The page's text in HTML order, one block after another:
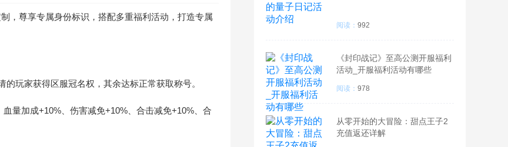
，尊享专属身份标识，搭配多重福利活动，打造专属
玩家获得区服冠名权，其余达标正常获取称号。
量加成+10%、伤害减免+10%、合击减免+10%、合
阅读： 992
《封印战记》至高公测开服福利
活动_开服福利活动有哪些
阅读： 978
从零开始的大冒险：甜点王子2
充值返还详解